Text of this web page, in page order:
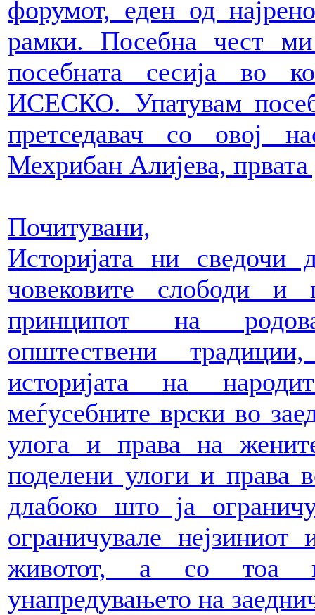
форумот, еден од
рамки. Посебна чест
посебната сесија во
ИСЕСКО. Упатувам
претседавач со овој
Мехрибан Алијева,
Почитувани,
Историјата ни сведочи
човековите слободи и
принципот на
општествени
историјата на
меѓусебните врски во
улога и права на
поделени улоги и права
длабоко што ја
ограничувале
животот, а со тоа и
унапредувањето на